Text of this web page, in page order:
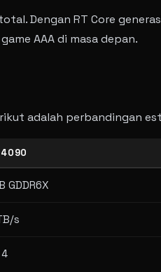
Dengan RT Core
AAA di masa depan.
adalah perbandingan
4090
GDDR6X
s